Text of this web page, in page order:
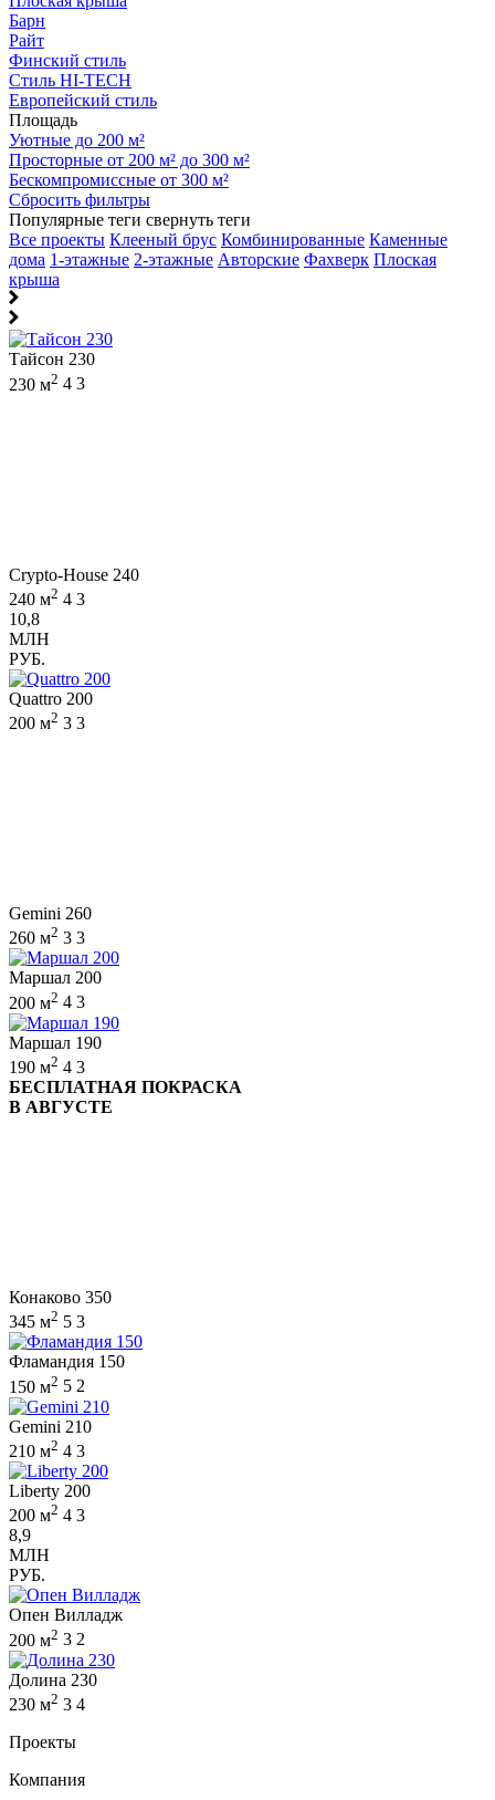
Барн
Райт
Финский стиль
Стиль HI-TECH
Европейский стиль
Площадь
Уютные до 200 м²
Просторные от 200 м² до 300 м²
Бескомпромиссные от 300 м²
Сбросить фильтры
Популярные теги свернуть теги
Все проекты Клееный брус Комбинированные Каменные
дома 1-этажные 2-этажные Авторские Фахверк Плоская
крыша
Тайсон 230
230 м2 4 3
Crypto-House 240
240 м2 4 3
10,8
МЛН
РУБ.
Quattro 200
200 м2 3 3
Gemini 260
260 м2 3 3
Маршал 200
200 м2 4 3
Маршал 190
190 м2 4 3
БЕСПЛАТНАЯ ПОКРАСКА
В АВГУСТЕ
Конаково 350
345 м2 5 3
Фламандия 150
150 м2 5 2
Gemini 210
210 м2 4 3
Liberty 200
200 м2 4 3
8,9
МЛН
РУБ.
Опен Вилладж
200 м2 3 2
Долина 230
230 м2 3 4
Проекты
Компания